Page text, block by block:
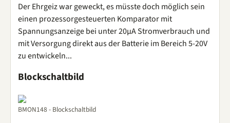
Der Ehrgeiz war geweckt, es müsste doch möglich sein
einen prozessorgesteuerten Komparator mit
Spannungsanzeige bei unter 20µA Stromverbrauch und
mit Versorgung direkt aus der Batterie im Bereich 5-20V
zu entwickeln...
Blockschaltbild
BMON148 - Blockschaltbild